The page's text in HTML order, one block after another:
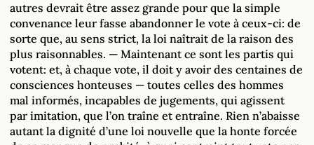
autres devrait être assez grande pour que la simple
convenance leur fasse abandonner le vote à ceux-ci: de
sorte que, au sens strict, la loi naîtrait de la raison des
plus raisonnables. — Maintenant ce sont les partis qui
votent: et, à chaque vote, il doit y avoir des centaines de
consciences honteuses — toutes celles des hommes
mal informés, incapables de jugements, qui agissent
par imitation, que l’on traîne et entraîne. Rien n’abaisse
autant la dignité d’une loi nouvelle que la honte forcée